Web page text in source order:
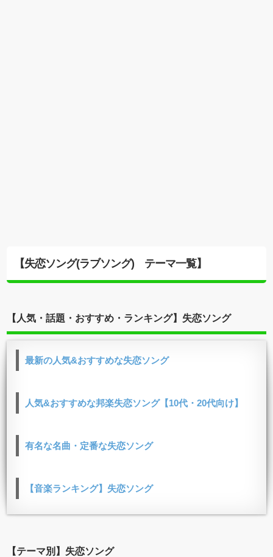
【失恋ソング(ラブソング) テーマ一覧】
【人気・話題・おすすめ・ランキング】失恋ソング
最新の人気&おすすめな失恋ソング
人気&おすすめな邦楽失恋ソング【10代・20代向け】
有名な名曲・定番な失恋ソング
【音楽ランキング】失恋ソング
【テーマ別】失恋ソング